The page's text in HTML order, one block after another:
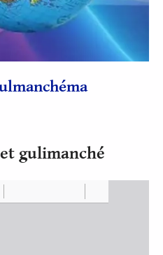
la
vidéo
gulimanché